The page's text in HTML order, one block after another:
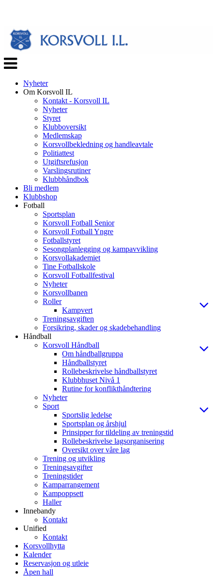
Veksle
navigasjon
Nyheter
Om Korsvoll IL
Kontakt - Korsvoll IL
Nyheter
Styret
Klubboversikt
Medlemskap
Korsvollbekledning og handleavtale
Politiattest
Utgiftsrefusjon
Varslingsrutiner
Klubbhåndbok
Bli medlem
Klubbshop
Fotball
Sportsplan
Korsvoll Fotball Senior
Korsvoll Fotball Yngre
Fotballstyret
Sesongplanlegging og kampavvikling
Korsvollakademiet
Tine Fotballskole
Korsvoll Fotballfestival
Nyheter
Korsvollbanen
Roller
Kampvert
Treningsavgiften
Forsikring, skader og skadebehandling
Håndball
Korsvoll Håndball
Om håndballgruppa
Håndballstyret
Rollebeskrivelse håndballstyret
Klubbhuset Nivå 1
Rutine for konflikthåndtering
Nyheter
Sport
Sportslig ledelse
Sportsplan og årshjul
Prinsipper for tildeling av treningstid
Rollebeskrivelse lagsorganisering
Oversikt over våre lag
Trening og utvikling
Treningsavgifter
Treningstider
Kamparrangement
Kampoppsett
Haller
Innebandy
Kontakt
Unified
Kontakt
Korsvollhytta
Kalender
Reservasjon og utleie
Åpen hall